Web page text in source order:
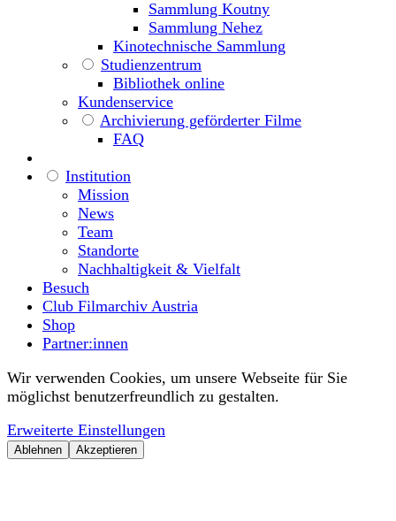
Sammlung Koutny
Sammlung Nehez
Kinotechnische Sammlung
Studienzentrum
Bibliothek online
Kundenservice
Archivierung geförderter Filme
FAQ
Institution
Mission
News
Team
Standorte
Nachhaltigkeit & Vielfalt
Besuch
Club Filmarchiv Austria
Shop
Partner:innen
Wir verwenden Cookies, um unsere Webseite für Sie
möglichst benutzerfreundlich zu gestalten.
Erweiterte Einstellungen
Ablehnen Akzeptieren